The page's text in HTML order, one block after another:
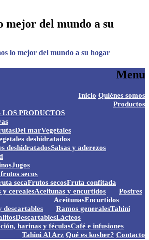
mejor del mundo a su
lo mejor del mundo a su hogar
Menu
Inicio Quiénes somos
Productos
LOS PRODUCTOS
Del marVegetales
deshidratados
deshidratadosSalsas y aderezos
Jugos
secos
secaFrutos secosFruta confitada
y cerealesAceitunas y encurtidos
AceitunasEncurtidos
Postres
descartables
Descartables
Ramos generalesTahini
Lácteos
harinas y féculasCafé e infusiones
Tahini Al Arz Qué es kosher? Contacto